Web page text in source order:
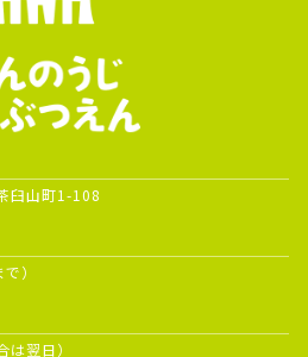
臼山町1-108
）
翌日）